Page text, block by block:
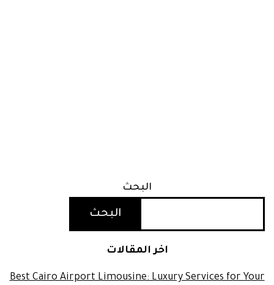
البحث
البحث
اخر المقالات
Best Cairo Airport Limousine: Luxury Services for Your